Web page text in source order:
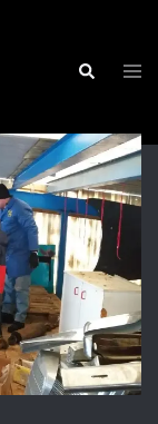
Search